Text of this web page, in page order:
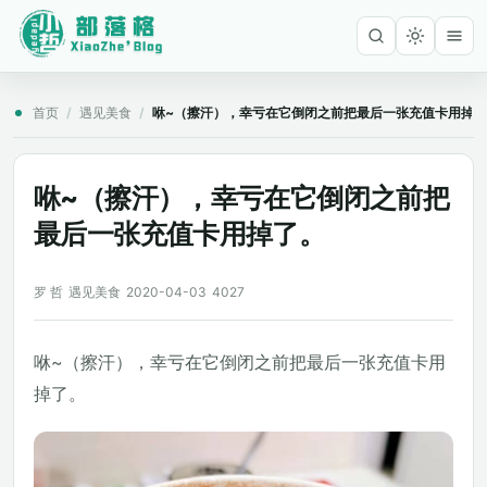
首页 / 遇见美食 / 咻~（擦汗），幸亏在它倒闭之前把最后一张充值卡用掉
咻~（擦汗），幸亏在它倒闭之前把
最后一张充值卡用掉了。
罗 哲 遇见美食 2020-04-03 4027
咻~（擦汗），幸亏在它倒闭之前把最后一张充值卡用
掉了。